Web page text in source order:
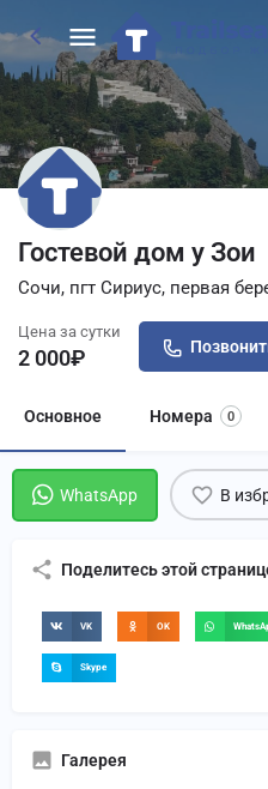
Гостевой дом у Зои
Сочи, пгт Сириус, первая
Цена за сутки
2 000₽
Основное Номера 0
WhatsApp В
Поделитесь этой
VK OK
Skype
Галерея